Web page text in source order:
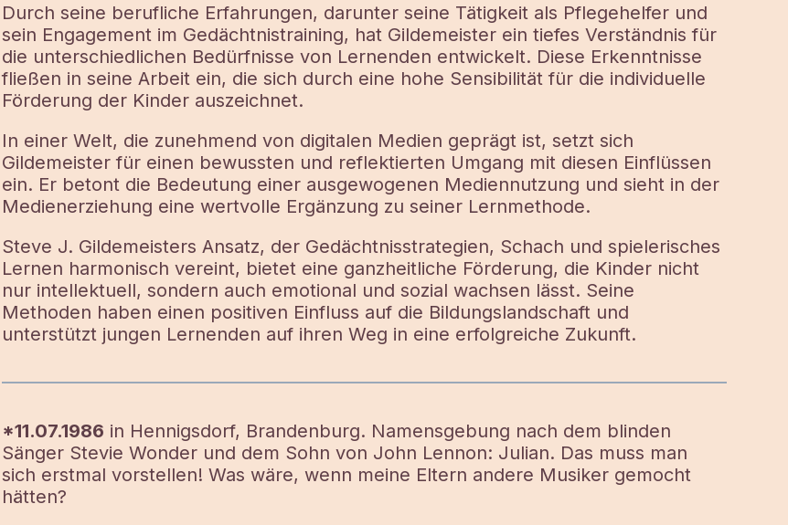
Durch seine berufliche Erfahrungen, darunter seine Tätigkeit als Pflegehelfer und
sein Engagement im Gedächtnistraining, hat Gildemeister ein tiefes Verständnis für
die unterschiedlichen Bedürfnisse von Lernenden entwickelt. Diese Erkenntnisse
fließen in seine Arbeit ein, die sich durch eine hohe Sensibilität für die individuelle
Förderung der Kinder auszeichnet.
In einer Welt, die zunehmend von digitalen Medien geprägt ist, setzt sich
Gildemeister für einen bewussten und reflektierten Umgang mit diesen Einflüssen
ein. Er betont die Bedeutung einer ausgewogenen Mediennutzung und sieht in der
Medienerziehung eine wertvolle Ergänzung zu seiner Lernmethode.
Steve J. Gildemeisters Ansatz, der Gedächtnisstrategien, Schach und spielerisches
Lernen harmonisch vereint, bietet eine ganzheitliche Förderung, die Kinder nicht
nur intellektuell, sondern auch emotional und sozial wachsen lässt. Seine
Methoden haben einen positiven Einfluss auf die Bildungslandschaft und
unterstützt jungen Lernenden auf ihren Weg in eine erfolgreiche Zukunft.
*11.07.1986 in Hennigsdorf, Brandenburg. Namensgebung nach dem blinden
Sänger Stevie Wonder und dem Sohn von John Lennon: Julian. Das muss man
sich erstmal vorstellen! Was wäre, wenn meine Eltern andere Musiker gemocht
hätten?